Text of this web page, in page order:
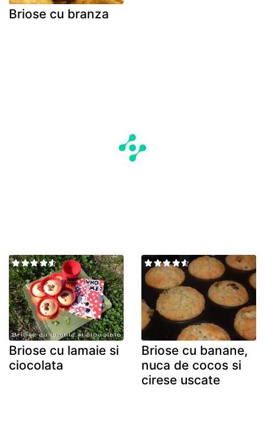
Briose cu branza
Briose cu lamaie si
ciocolata
Briose cu banane,
nuca de cocos si
cirese uscate